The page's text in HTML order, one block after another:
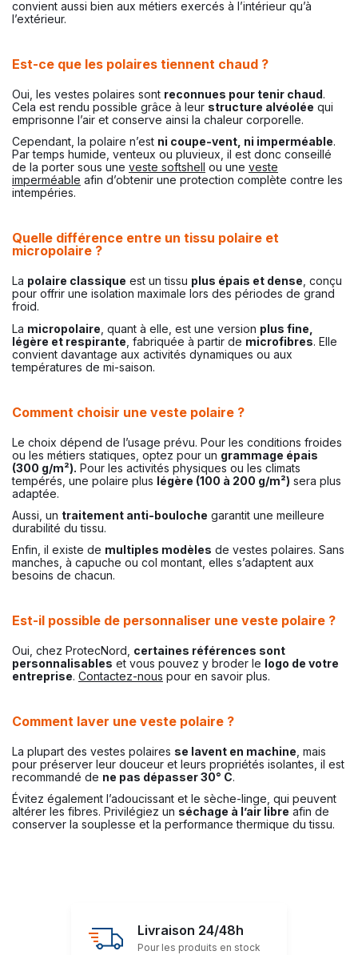
convient aussi bien aux métiers exercés à l’intérieur qu’à
l’extérieur.
Est-ce que les polaires tiennent chaud ?
Oui, les vestes polaires sont reconnues pour tenir chaud.
Cela est rendu possible grâce à leur structure alvéolée qui
emprisonne l’air et conserve ainsi la chaleur corporelle.
Cependant, la polaire n’est ni coupe-vent, ni imperméable.
Par temps humide, venteux ou pluvieux, il est donc conseillé
de la porter sous une veste softshell ou une veste
imperméable afin d’obtenir une protection complète contre les
intempéries.
Quelle différence entre un tissu polaire et
micropolaire ?
La polaire classique est un tissu plus épais et dense , conçu
pour offrir une isolation maximale lors des périodes de grand
froid.
La micropolaire , quant à elle, est une version plus fine,
légère et respirante , fabriquée à partir de microfibres. Elle
convient davantage aux activités dynamiques ou aux
températures de mi-saison.
Comment choisir une veste polaire ?
Le choix dépend de l’usage prévu. Pour les conditions froides
ou les métiers statiques, optez pour un grammage épais
(300 g/m²). Pour les activités physiques ou les climats
tempérés, une polaire plus légère (100 à 200 g/m²) sera plus
adaptée.
Aussi, un traitement anti-bouloche garantit une meilleure
durabilité du tissu.
Enfin, il existe de multiples modèles de vestes polaires. Sans
manches, à capuche ou col montant, elles s’adaptent aux
besoins de chacun.
Est-il possible de personnaliser une veste polaire ?
Oui, chez ProtecNord, certaines références sont
personnalisables et vous pouvez y broder le logo de votre
entreprise. Contactez-nous pour en savoir plus.
Comment laver une veste polaire ?
La plupart des vestes polaires se lavent en machine , mais
pour préserver leur douceur et leurs propriétés isolantes, il est
recommandé de ne pas dépasser 30° C.
Évitez également l’adoucissant et le sèche-linge, qui peuvent
altérer les fibres. Privilégiez un séchage à l’air libre afin de
conserver la souplesse et la performance thermique du tissu.
Livraison 24/48h
Pour les produits en stock